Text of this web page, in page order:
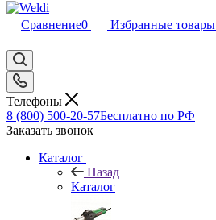
Сравнение0 Избранные товары
Телефоны
8 (800) 500-20-57Бесплатно по РФ
Заказать звонок
Каталог
Назад
Каталог